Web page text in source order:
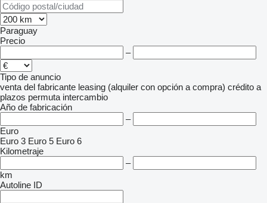
Paraguay
Precio
–
Tipo de anuncio
venta del fabricante leasing (alquiler con opción a compra) crédito a
plazos permuta intercambio
Año de fabricación
–
Euro
Euro 3 Euro 5 Euro 6
Kilometraje
–
km
Autoline ID